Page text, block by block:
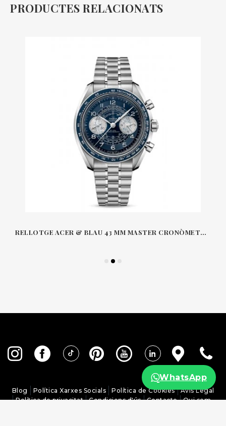
PRODUCTES RELACIONATS
RELLOTGE ACER & BLAU 43 MM MASTER CRONÒMETRE CO-AXIAL CRONÒGRAF CHRONOSCOPE SPEEDMASTER OMEGA
Blog Política Xarxes Socials Política de Cookies
Avís Legal
Política de privacitat
Condicions d'ús Contacte Qui som
WhatsApp